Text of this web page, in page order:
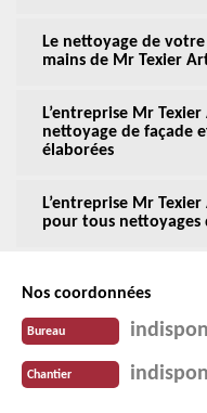
Le nettoyage de
mains de Mr Texier
L’entreprise Mr
nettoyage de façade
élaborées
L’entreprise Mr
pour tous nettoyages
Nos coordonnées
Bureau
Chantier